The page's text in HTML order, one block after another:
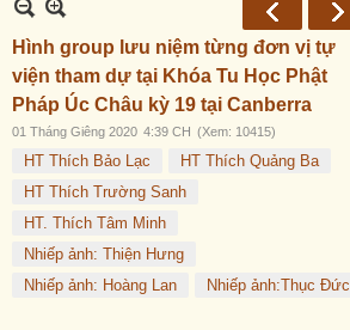
Hình group lưu niệm từng đơn vị tự
viện tham dự tại Khóa Tu Học Phật
Pháp Úc Châu kỳ 19 tại Canberra
01 Tháng Giêng 2020 4:39 CH (Xem: 10415)
HT Thích Bảo Lạc
HT Thích Quảng Ba
HT Thích Trường Sanh
HT. Thích Tâm Minh
Nhiếp ảnh: Thiện Hưng
Nhiếp ảnh: Hoàng Lan
Nhiếp ảnh:Thục Đức